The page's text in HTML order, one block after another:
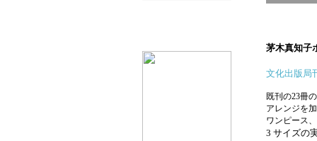
茅木真知子
文化出版局
既刊の23冊
アレンジを
ワンピース
3 サイズの